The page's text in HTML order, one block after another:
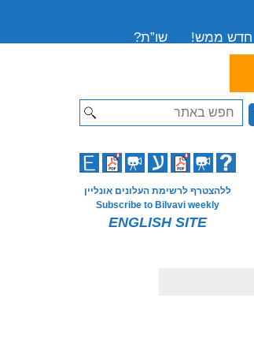
שו”ת?
חדש ממש!
Search
ללהצטרף לרשימת העלונים אונליין
Subscribe to Bilvavi weekly
ENGLISH SITE